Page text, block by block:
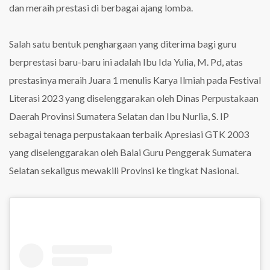
dan meraih prestasi di berbagai ajang lomba.
Salah satu bentuk penghargaan yang diterima bagi guru
berprestasi baru-baru ini adalah Ibu Ida Yulia, M. Pd, atas
prestasinya meraih Juara 1 menulis Karya Ilmiah pada Festival
Literasi 2023 yang diselenggarakan oleh Dinas Perpustakaan
Daerah Provinsi Sumatera Selatan dan Ibu Nurlia, S. IP
sebagai tenaga perpustakaan terbaik Apresiasi GTK 2003
yang diselenggarakan oleh Balai Guru Penggerak Sumatera
Selatan sekaligus mewakili Provinsi ke tingkat Nasional.